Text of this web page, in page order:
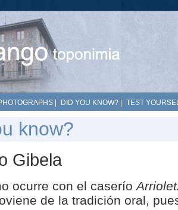
DID YOU KNOW? TEST
know?
Gibela
ocurre con el caserío
de la tradición oral,